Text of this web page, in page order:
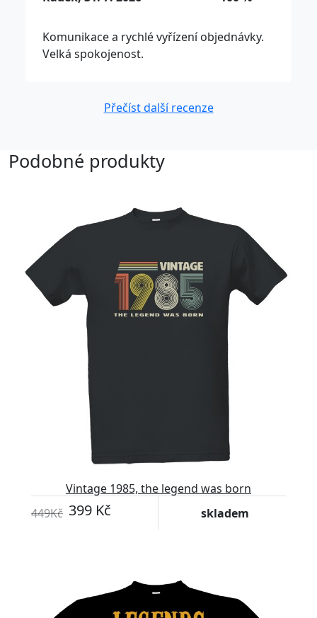
Komunikace a rychlé vyřízení objednávky.
Velká spokojenost.
Přečíst další recenze
Podobné produkty
Vintage 1985, the legend was born
449Kč 399 Kč skladem